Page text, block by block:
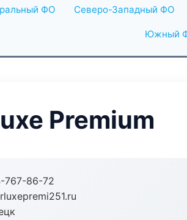
ФО Северо-Западный ФО
Южный
Premium
767-86-72